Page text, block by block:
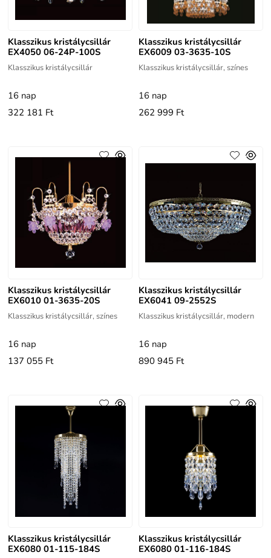
Klasszikus kristálycsillár
EX4050 06-24P-100S
Klasszikus kristálycsillár
16 nap
322 181 Ft
Klasszikus kristálycsillár
EX6009 03-3635-10S
Klasszikus kristálycsillár, színes
16 nap
262 999 Ft
Klasszikus kristálycsillár
EX6010 01-3635-20S
Klasszikus kristálycsillár, színes
16 nap
137 055 Ft
Klasszikus kristálycsillár
EX6041 09-2552S
Klasszikus kristálycsillár, modern
16 nap
890 945 Ft
Klasszikus kristálycsillár
EX6080 01-115-184S
Klasszikus kristálycsillár
EX6080 01-116-184S